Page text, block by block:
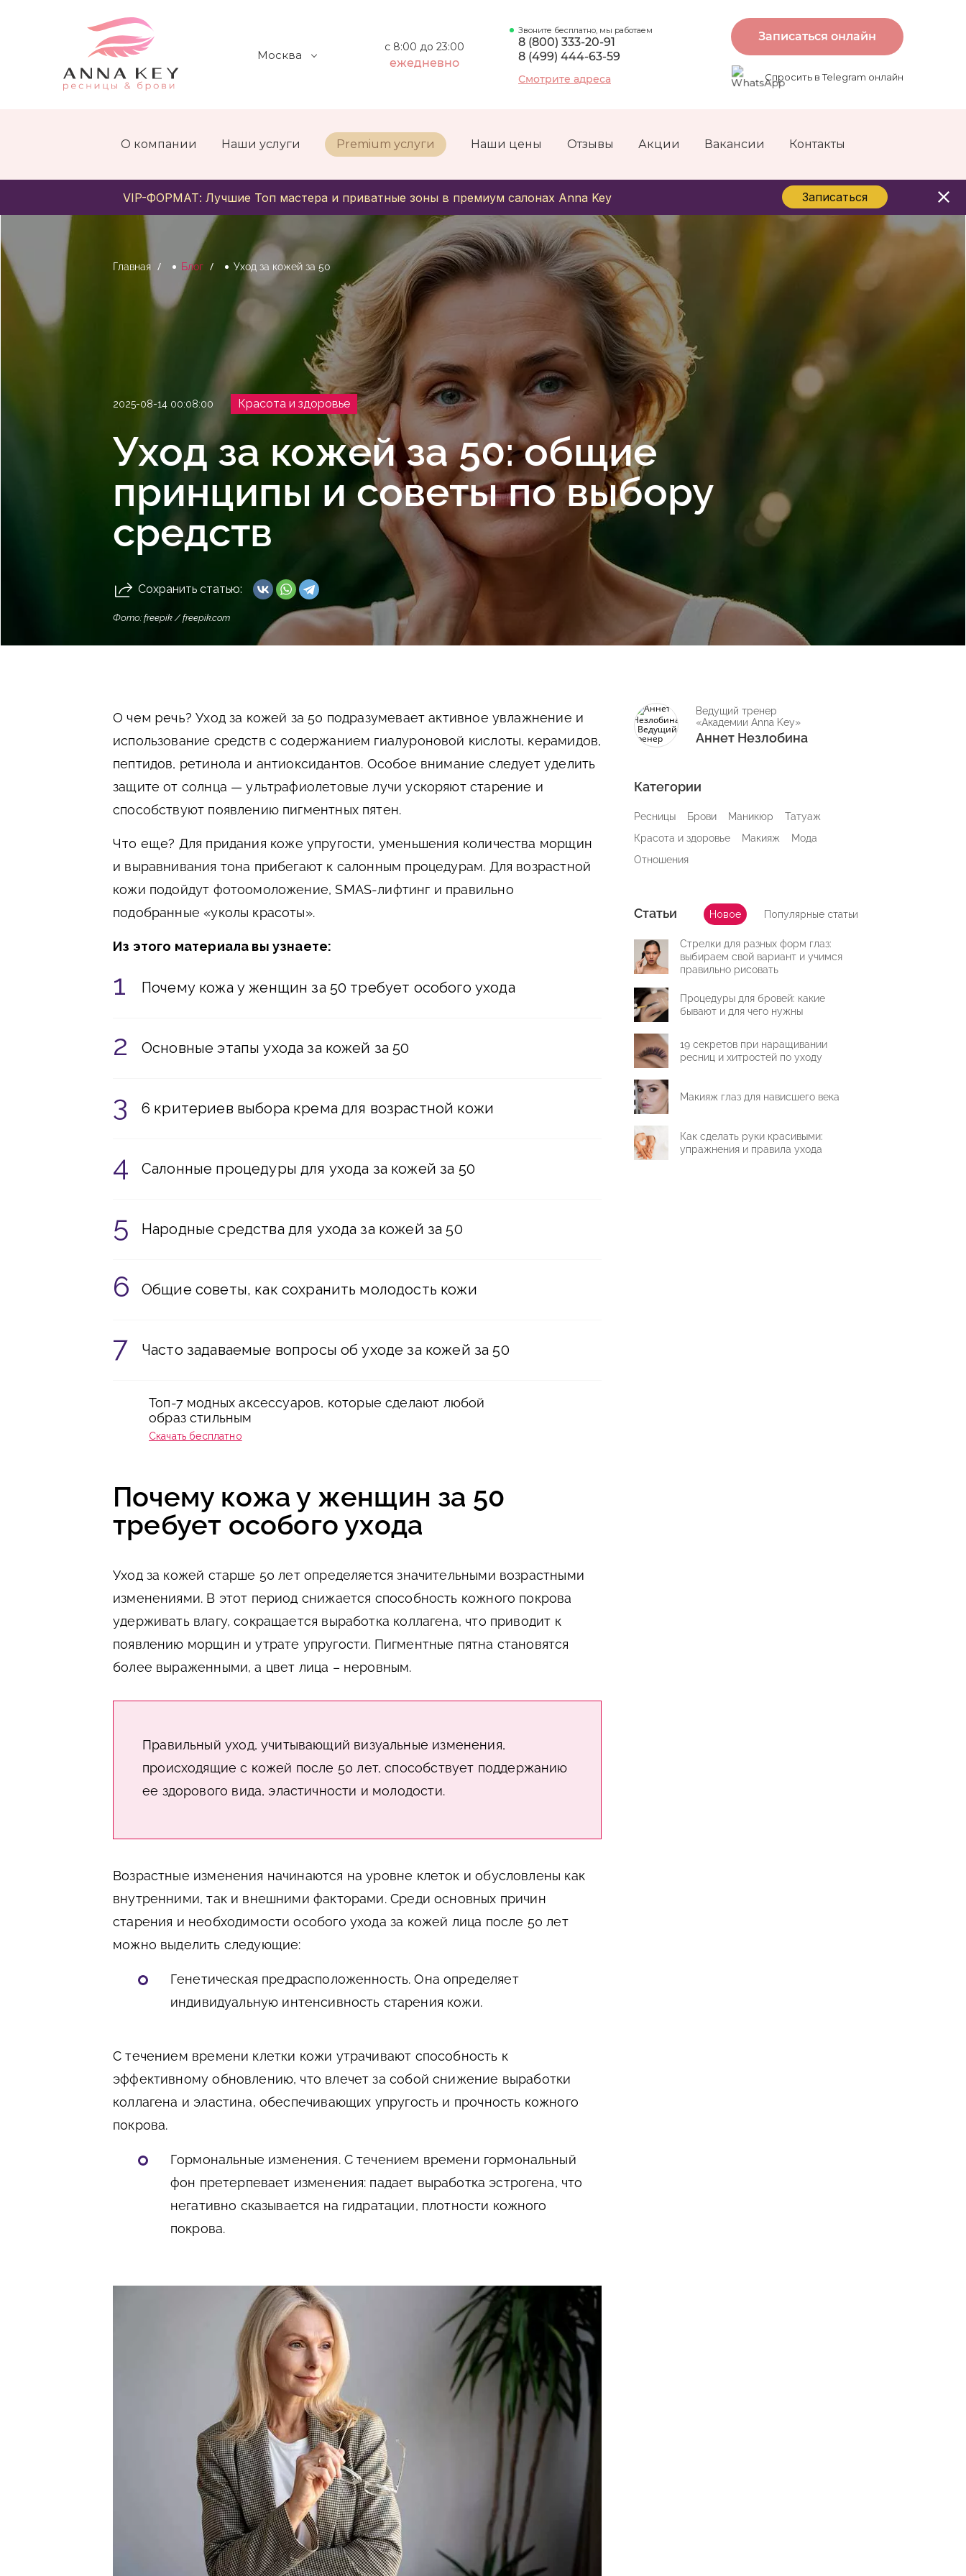
Москва
с 8:00 до 23:00
ежедневно
Звоните бесплатно, мы работаем
8 (800) 333-20-91
8 (499) 444-63-59
Смотрите адреса
Записаться онлайн
Спросить в Telegram онлайн
О компании Наши услуги Premium услуги Наши цены Отзывы Акции Вакансии Контакты
Главная Блог Уход за кожей за 50
2025-08-14 00:08:00 Красота и здоровье
Уход за кожей за 50: общие
принципы и советы по выбору
средств
Сохранить статью:
Фото: freepik / freepik.com
О чем речь?Уход за кожей за 50 подразумевает активное увлажнение и
использование средств с содержанием гиалуроновой кислоты, керамидов,
пептидов, ретинола и антиоксидантов. Особое внимание следует уделить
защите от солнца — ультрафиолетовые лучи ускоряют старение и
способствуют появлению пигментных пятен.
Что еще? Для придания коже упругости, уменьшения количества морщин
и выравнивания тона прибегают к салонным процедурам. Для возрастной
кожи подойдут фотоомоложение, SMAS-лифтинг и правильно
подобранные «уколы красоты».
Из этого материала вы узнаете:
Почему кожа у женщин за 50 требует особого ухода
Основные этапы ухода за кожей за 50
6 критериев выбора крема для возрастной кожи
Салонные процедуры для ухода за кожей за 50
Народные средства для ухода за кожей за 50
Общие советы, как сохранить молодость кожи
Часто задаваемые вопросы об уходе за кожей за 50
Топ-7 модных аксессуаров, которые сделают любой
образ стильным
Скачать бесплатно
Почему кожа у женщин за 50
требует особого ухода
Уход за кожей старше 50 лет определяется значительными возрастными
изменениями. В этот период снижается способность кожного покрова
удерживать влагу, сокращается выработка коллагена, что приводит к
появлению морщин и утрате упругости. Пигментные пятна становятся
более выраженными, а цвет лица – неровным.
Правильный уход, учитывающий визуальные изменения,
происходящие с кожей после 50 лет, способствует поддержанию
ее здорового вида, эластичности и молодости.
Возрастные изменения начинаются на уровне клеток и обусловлены как
внутренними, так и внешними факторами. Среди основных причин
старения и необходимости особого ухода за кожей лица после 50 лет
можно выделить следующие:
Генетическая предрасположенность. Она определяет
индивидуальную интенсивность старения кожи.
С течением времени клетки кожи утрачивают способность к
эффективному обновлению, что влечет за собой снижение выработки
коллагена и эластина, обеспечивающих упругость и прочность кожного
покрова.
Гормональные изменения. С течением времени гормональный
фон претерпевает изменения: падает выработка эстрогена, что
негативно сказывается на гидратации, плотности кожного
покрова.
Ведущий тренер
«Академии Anna Key»
Аннет Незлобина
Категории
Ресницы Брови Маникюр
Татуаж
Красота и здоровье
Макияж
Мода
Отношения
Статьи Новое Популярные статьи
Стрелки для разных форм глаз:
выбираем свой вариант и учимся
правильно рисовать
Процедуры для бровей: какие
бывают и для чего нужны
19 секретов при наращивании
ресниц и хитростей по уходу
Макияж глаз для нависшего века
Как сделать руки красивыми:
упражнения и правила ухода
VIP-ФОРМАТ: Лучшие Топ мастера и приватные зоны в премиум салонах Anna Key Записаться